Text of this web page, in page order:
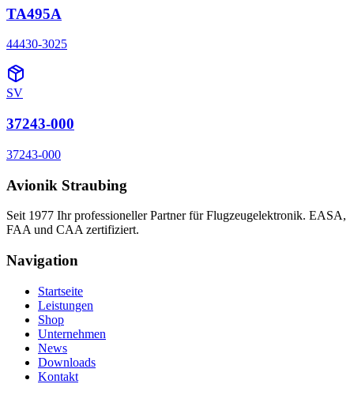
TA495A
44430-3025
SV
37243-000
37243-000
Avionik Straubing
Seit 1977 Ihr professioneller Partner für Flugzeugelektronik. EASA,
FAA und CAA zertifiziert.
Navigation
Startseite
Leistungen
Shop
Unternehmen
News
Downloads
Kontakt